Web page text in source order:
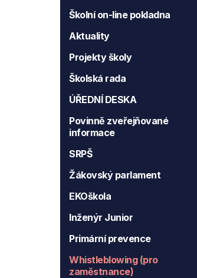
Školní on-line pokladna
Aktuality
Projekty školy
Školská rada
ÚŘEDNÍ DESKA
Povinně zveřejňované
informace
SRPŠ
Žákovský parlament
EKOškola
Inženýr Junior
Primární prevence
Whistleblowing (pro
zaměstnance)